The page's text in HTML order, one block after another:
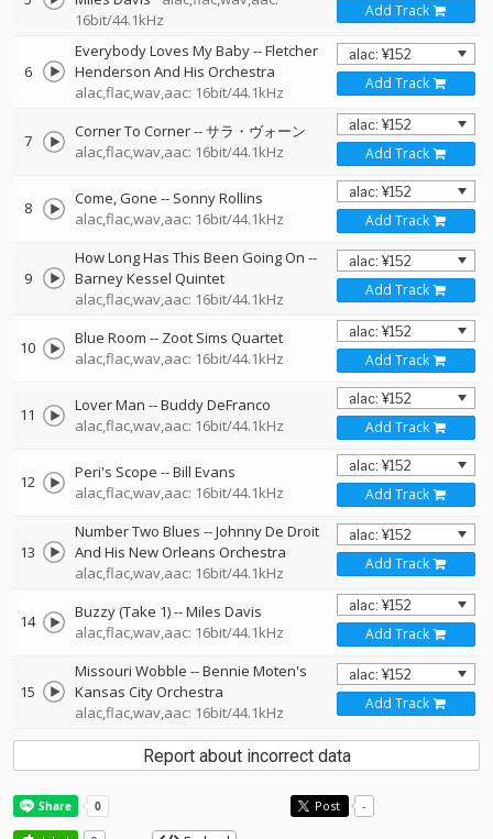
16bit/44.1kHz
Add Track
6
Everybody Loves My Baby--Fletcher
Henderson And His Orchestra
alac,flac,wav,aac: 16bit/44.1kHz
Add Track
7 Corner To Corner--サラ・ヴォーン
alac,flac,wav,aac: 16bit/44.1kHz
Add Track
8 Come, Gone -- Sonny Rollins
alac,flac,wav,aac: 16bit/44.1kHz
Add Track
9
How Long Has This Been Going On --
Barney Kessel Quintet
alac,flac,wav,aac: 16bit/44.1kHz
Add Track
10 Blue Room -- Zoot Sims Quartet
alac,flac,wav,aac: 16bit/44.1kHz
Add Track
11 Lover Man --Buddy DeFranco
alac,flac,wav,aac: 16bit/44.1kHz
Add Track
12 Peri's Scope --Bill Evans
alac,flac,wav,aac: 16bit/44.1kHz
Add Track
13
Number Two Blues --Johnny De Droit
And His New Orleans Orchestra
alac,flac,wav,aac: 16bit/44.1kHz
Add Track
14 Buzzy (Take 1)--Miles Davis
alac,flac,wav,aac: 16bit/44.1kHz
Add Track
15
Missouri Wobble --Bennie Moten's
Kansas City Orchestra
alac,flac,wav,aac: 16bit/44.1kHz
Add Track
Report about incorrect data
Post -